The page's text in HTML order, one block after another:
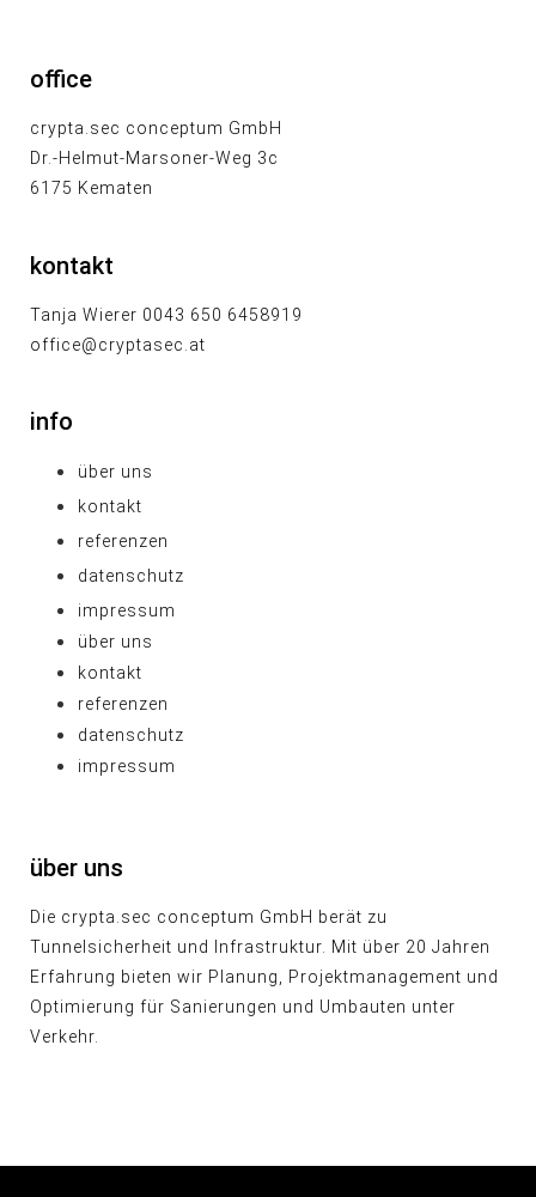
office
crypta.sec conceptum GmbH
Dr.-Helmut-Marsoner-Weg 3c
6175 Kematen
kontakt
Tanja Wierer 0043 650 6458919
office@cryptasec.at
info
über uns
kontakt
referenzen
datenschutz
impressum
über uns
kontakt
referenzen
datenschutz
impressum
über uns
Die crypta.sec conceptum GmbH berät zu
Tunnelsicherheit und Infrastruktur. Mit über 20 Jahren
Erfahrung bieten wir Planung, Projektmanagement und
Optimierung für Sanierungen und Umbauten unter
Verkehr.